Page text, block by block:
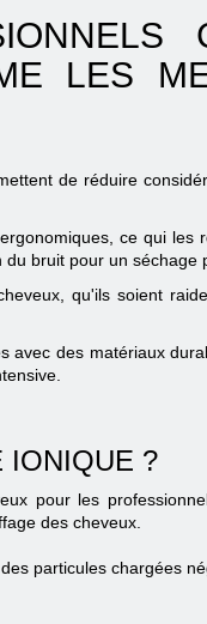
LES
de réduire
ce qui les
bruit pour un séchage
qu'ils soient
avec des matériaux
IONIQUE ?
pour les
des cheveux.
particules chargées